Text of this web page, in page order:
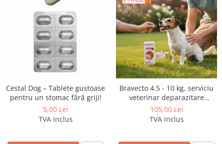
Cestal Dog – Tablete gustoase
pentru un stomac fără griji!
5,00 Lei
TVA inclus
Bravecto 4.5 - 10 kg, serviciu
veterinar deparazitare
externă pentru câini
105,00 Lei
TVA inclus